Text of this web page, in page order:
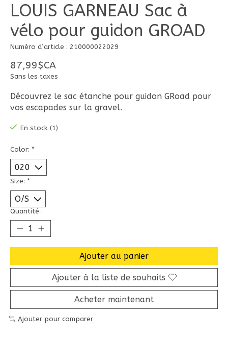
LOUIS GARNEAU Sac à
vélo pour guidon GROAD
Numéro d’article : 210000022029
87,99$CA
Sans les taxes
Découvrez le sac étanche pour guidon GRoad pour
vos escapades sur la gravel.
En stock (1)
Color: *
Size: *
Quantité :
Ajouter au panier
Ajouter à la liste de souhaits
Acheter maintenant
Ajouter pour comparer